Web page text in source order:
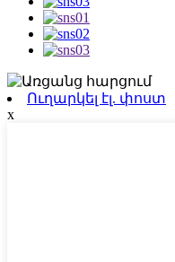
Ուղարկել էլ. փոստ
x